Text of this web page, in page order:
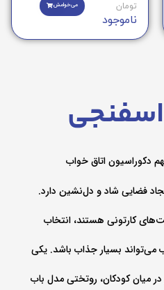
تومان
ناموجود
می‌خوامش
دکوراسیون اتاق خواب
فضایی شاد و دل‌نشین دارد.
کارتونی هستند، انتخاب
بسیار جذاب باشد. یکی
میان کودکان، روتختی مدل باب